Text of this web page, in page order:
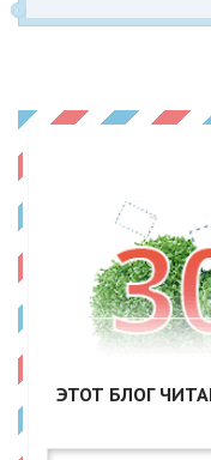
ЭТОТ БЛОГ